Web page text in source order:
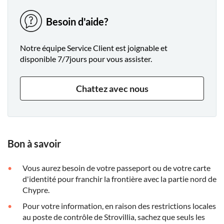
le château vénitien et la cathédrale gothique devenue
mosquée.
Besoin d'aide?
Notre équipe Service Client est joignable et
disponible 7/7jours pour vous assister.
Chattez avec nous
Bon à savoir
Vous aurez besoin de votre passeport ou de votre carte
d'identité pour franchir la frontière avec la partie nord de
Chypre.
Pour votre information, en raison des restrictions locales
au poste de contrôle de Strovillia, sachez que seuls les